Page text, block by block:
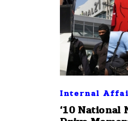
Internal
‘10 National